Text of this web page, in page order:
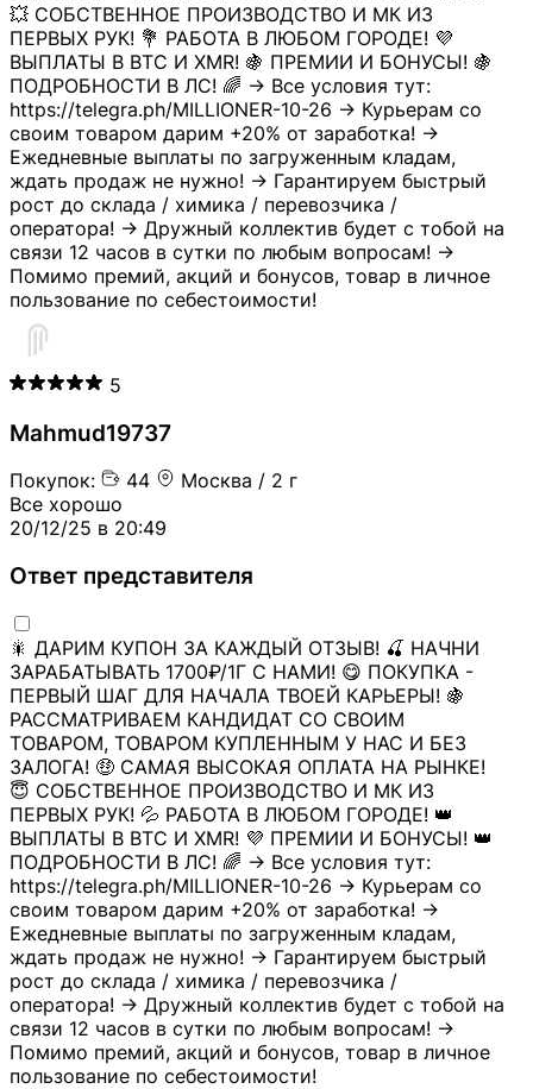
💥 СОБСТВЕННОЕ ПРОИЗВОДСТВО И МК ИЗ
ПЕРВЫХ РУК! 💐 РАБОТА В ЛЮБОМ ГОРОДЕ! 💜
ВЫПЛАТЫ В BTC И XMR! 🍇 ПРЕМИИ И БОНУСЫ! 🍇
ПОДРОБНОСТИ В ЛС! 🌈 → Все условия тут:
https://telegra.ph/MILLIONER-10-26 → Курьерам со
своим товаром дарим +20% от заработка! →
Ежедневные выплаты по загруженным кладам,
ждать продаж не нужно! → Гарантируем быстрый
рост до склада / химика / перевозчика /
оператора! → Дружный коллектив будет с тобой на
связи 12 часов в сутки по любым вопросам! →
Помимо премий, акций и бонусов, товар в личное
пользование по себестоимости!
5
Mahmud19737
Покупок: 44
Москва / 2 г
Все хорошо
20/12/25 в 20:49
Ответ представителя
🎇 ДАРИМ КУПОН ЗА КАЖДЫЙ ОТЗЫВ! 🍒 НАЧНИ
ЗАРАБАТЫВАТЬ 1700₽/1Г С НАМИ! 😋 ПОКУПКА -
ПЕРВЫЙ ШАГ ДЛЯ НАЧАЛА ТВОЕЙ КАРЬЕРЫ! 🍇
РАССМАТРИВАЕМ КАНДИДАТ СО СВОИМ
ТОВАРОМ, ТОВАРОМ КУПЛЕННЫМ У НАС И БЕЗ
ЗАЛОГА! 🤑 САМАЯ ВЫСОКАЯ ОПЛАТА НА РЫНКЕ!
😇 СОБСТВЕННОЕ ПРОИЗВОДСТВО И МК ИЗ
ПЕРВЫХ РУК! 💦 РАБОТА В ЛЮБОМ ГОРОДЕ! 👑
ВЫПЛАТЫ В BTC И XMR! 💜 ПРЕМИИ И БОНУСЫ! 👑
ПОДРОБНОСТИ В ЛС! 🌈 → Все условия тут:
https://telegra.ph/MILLIONER-10-26 → Курьерам со
своим товаром дарим +20% от заработка! →
Ежедневные выплаты по загруженным кладам,
ждать продаж не нужно! → Гарантируем быстрый
рост до склада / химика / перевозчика /
оператора! → Дружный коллектив будет с тобой на
связи 12 часов в сутки по любым вопросам! →
Помимо премий, акций и бонусов, товар в личное
пользование по себестоимости!